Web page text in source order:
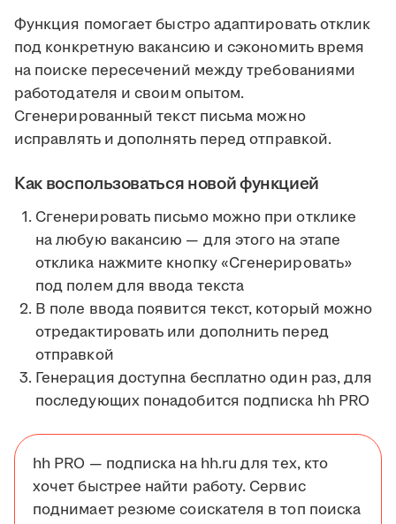
Функция помогает быстро адаптировать отклик
под конкретную вакансию и сэкономить время
на поиске пересечений между требованиями
работодателя и своим опытом.
Сгенерированный текст письма можно
исправлять и дополнять перед отправкой.
Как воспользоваться новой функцией
Сгенерировать письмо можно при отклике
на любую вакансию — для этого на этапе
отклика нажмите кнопку «Сгенерировать»
под полем для ввода текста
В поле ввода появится текст, который можно
отредактировать или дополнить перед
отправкой
Генерация доступна бесплатно один раз, для
последующих понадобится подписка hh PRO
hh PRO — подписка на hh.ru для тех, кто
хочет быстрее найти работу. Сервис
поднимает резюме соискателя в топ поиска